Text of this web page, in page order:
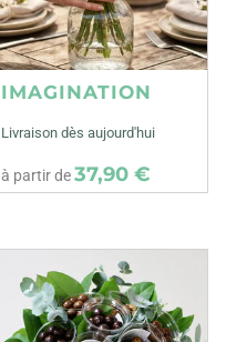
IMAGINATION
Livraison dès aujourd'hui
à partir de37,90 €